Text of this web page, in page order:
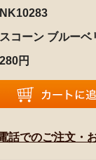
NK10283
スコーン ブルーベ
280円
話でのご注文・